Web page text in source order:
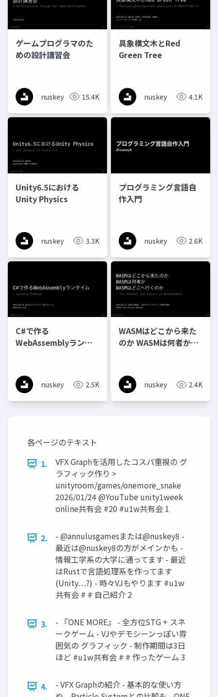
ゲームプログラマのた
めの設計講習会
nuskey 15.4K
具象構文木とRed
Green Tree
nuskey 4.1K
Unity6.5における
Unity Physics
nuskey 3.3K
プログラミング言語自
作入門
nuskey 2.6K
C#で作る
WebAssemblyランタ
nuskey 2.5K
WASMはどこから来た
のか WASMは何者か
nuskey 2.4K
各ページのテキスト
1.
VFX Graphを活用したコスパ重視の グ
ラフィック作り >
unityroom/games/onemore_snake
2026/01/24 @YouTube unity1week
online共有会 #20 #u1w共有会 1
2.
- @annulusgamesまたは@nuskey8 -
最近は@nuskey8の方がメインかも -
情報工学系の大学に通ってます - 最近
はRustで言語処理系を作ってます
(Unity…?) - 時々VJもやります #u1w
共有会 # # 自己紹介 2
3.
- 『ONE MORE』 - 全方位STG + スネ
ークゲーム - VJやデモシーンっぽい雰
囲気の グラフィック - 制作期間は3日
ほど #u1w共有会 # # 作ったゲーム 3
4.
- VFX Graphの紹介 - 基本的な使い方